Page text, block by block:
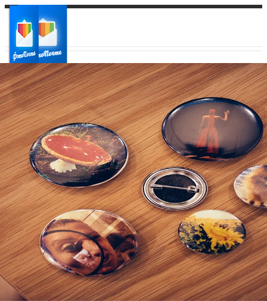
Ваш город:
Ваш регион доставки
Выберите из списка: